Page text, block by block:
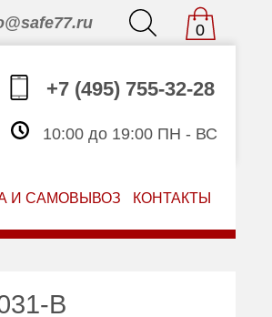
0
+7 (495) 755-32-28
10:00 до 19:00 ПН - ВС
И САМОВЫВОЗ КОНТАКТЫ
B